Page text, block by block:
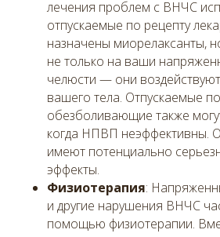
лечения проблем с ВНЧС
отпускаемые по рецепту
назначены миорелаксанты,
не только на ваши
челюсти — они
вашего тела. Отпускаемые
обезболивающие также
когда НПВП неэффективны.
имеют потенциально
эффекты.
Физиотерапия:
и другие нарушения ВНЧС
помощью физиотерапии.